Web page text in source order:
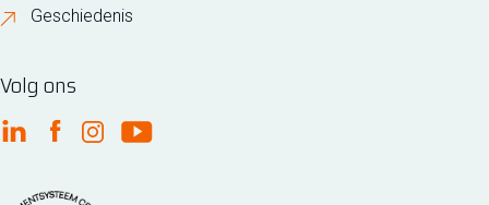
Geschiedenis
Volg ons
FME Linkedin
FME Facebook
FME Instagram
FME Youtube